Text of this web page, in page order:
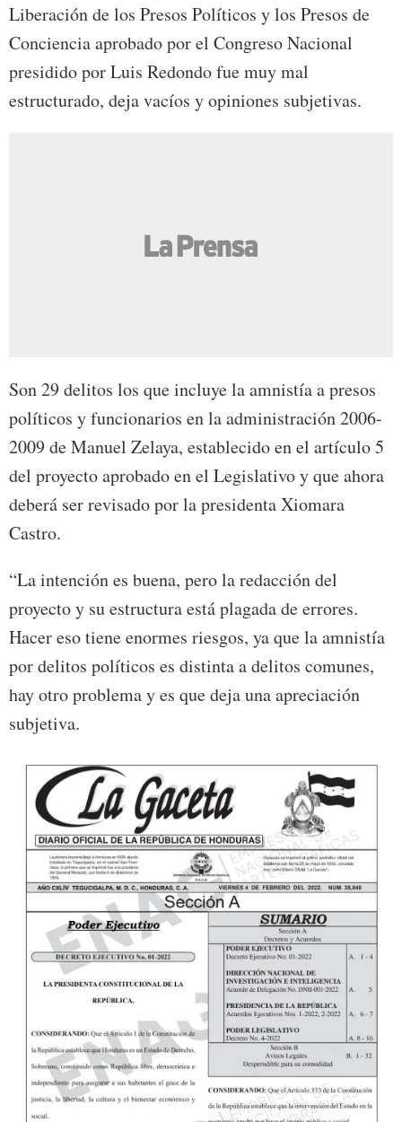
Liberación de los Presos Políticos y los Presos de
Conciencia aprobado por el Congreso Nacional
presidido por Luis Redondo fue muy mal
estructurado, deja vacíos y opiniones subjetivas.
Son 29 delitos los que incluye la amnistía a presos
políticos y funcionarios en la administración 2006-
2009 de Manuel Zelaya, establecido en el artículo 5
del proyecto aprobado en el Legislativo y que ahora
deberá ser revisado por la presidenta Xiomara
Castro.
“La intención es buena, pero la redacción del
proyecto y su estructura está plagada de errores.
Hacer eso tiene enormes riesgos, ya que la amnistía
por delitos políticos es distinta a delitos comunes,
hay otro problema y es que deja una apreciación
subjetiva.